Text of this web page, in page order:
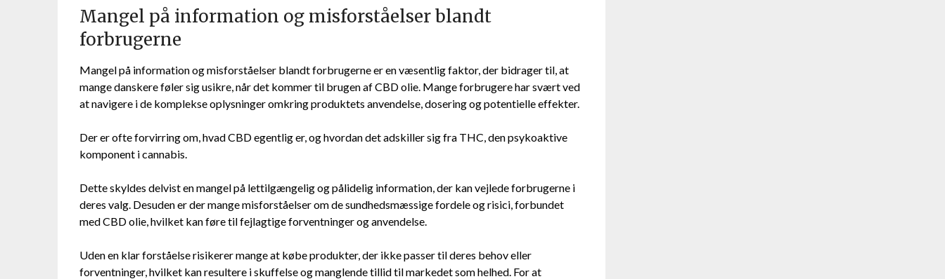
Mangel på information og misforståelser blandt
forbrugerne
Mangel på information og misforståelser blandt forbrugerne er en væsentlig faktor, der bidrager til, at
mange danskere føler sig usikre, når det kommer til brugen af CBD olie. Mange forbrugere har svært ved
at navigere i de komplekse oplysninger omkring produktets anvendelse, dosering og potentielle effekter.
Der er ofte forvirring om, hvad CBD egentlig er, og hvordan det adskiller sig fra THC, den psykoaktive
komponent i cannabis.
Dette skyldes delvist en mangel på lettilgængelig og pålidelig information, der kan vejlede forbrugerne i
deres valg. Desuden er der mange misforståelser om de sundhedsmæssige fordele og risici, forbundet
med CBD olie, hvilket kan føre til fejlagtige forventninger og anvendelse.
Uden en klar forståelse risikerer mange at købe produkter, der ikke passer til deres behov eller
forventninger, hvilket kan resultere i skuffelse og manglende tillid til markedet som helhed. For at